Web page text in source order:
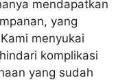
mendapatkan
yang
menyukai
komplikasi
yang sudah